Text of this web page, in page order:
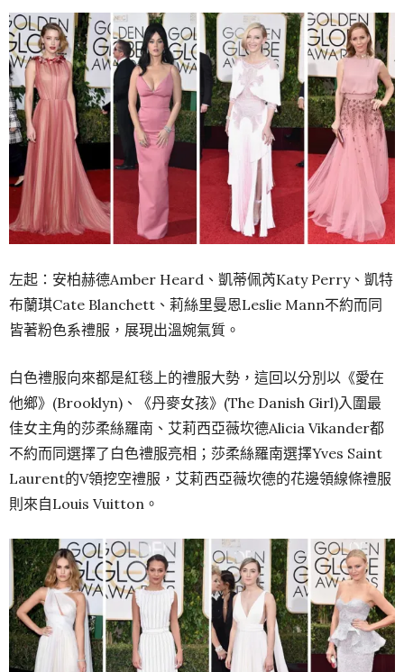
左起：安柏赫德Amber Heard、凱蒂佩芮Katy Perry、凱特
布蘭琪Cate Blanchett、莉絲里曼恩Leslie Mann不約而同
皆著粉色系禮服，展現出溫婉氣質。
白色禮服向來都是紅毯上的禮服大勢，這回以分別以《愛在
他鄉》(Brooklyn)、《丹麥女孩》(The Danish Girl)入圍最
佳女主角的莎柔絲羅南、艾莉西亞薇坎德Alicia Vikander都
不約而同選擇了白色禮服亮相；莎柔絲羅南選擇Yves Saint
Laurent的V領挖空禮服，艾莉西亞薇坎德的花邊領線條禮服
則來自Louis Vuitton。